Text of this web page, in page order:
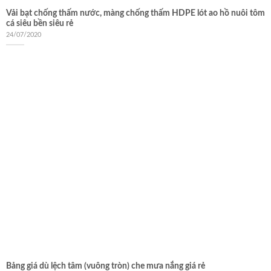
Vải bạt chống thấm nước, màng chống thấm HDPE lót ao hồ nuôi tôm
cá siêu bền siêu rẻ
24/07/2020
Bảng giá dù lệch tâm (vuông tròn) che mưa nắng giá rẻ